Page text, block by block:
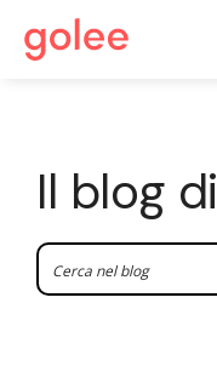
Il blog di